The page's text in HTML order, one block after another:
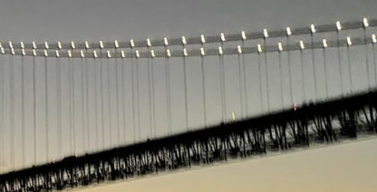
、それを耳にした私たちの感動を
ハラグル
見てわかる・
面白さを追
簡単・時短ヘアダメージを徹
ステムトリートメン